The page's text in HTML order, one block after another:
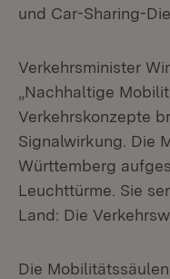
und Car-Sharing-
Verkehrsminister
„Nachhaltige
Verkehrskonzepte
Signalwirkung. Die
Württemberg
Leuchttürme. Sie
Land: Die
Die